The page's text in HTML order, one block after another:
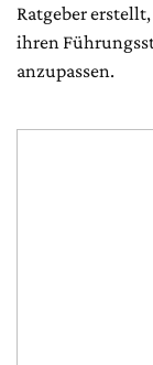
Ratgeber
ihren
anzupassen.